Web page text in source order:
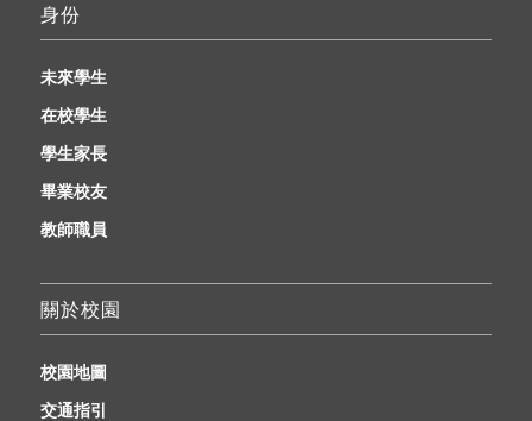
身份
未來學生
在校學生
學生家長
畢業校友
教師職員
關於校園
校園地圖
交通指引